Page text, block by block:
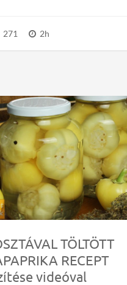
271 2h
TÖLTÖTT
RECEPT
videóval